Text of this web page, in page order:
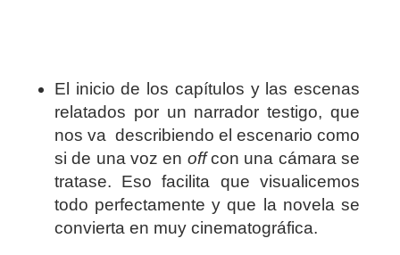
El inicio de los capítulos y las escenas
relatados por un narrador testigo, que
nos va describiendo el escenario como
si de una voz en offcon una cámara se
tratase. Eso facilita que visualicemos
todo perfectamente y que la novela se
convierta en muy cinematográfica.